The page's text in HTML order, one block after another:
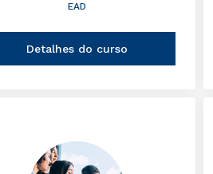
EAD
Detalhes do curso